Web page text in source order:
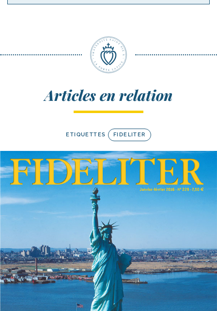
Articles en relation
ETIQUETTES FIDELITER